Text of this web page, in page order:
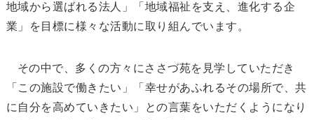
地域から選ばれる法人」「地域福祉を支え、進化する企
業」を目標に様々な活動に取り組んでいます。
その中で、多くの方々にささづ苑を見学していただき
「この施設で働きたい」「幸せがあふれるその場所で、共
に自分を高めていきたい」との言葉をいただくようになり